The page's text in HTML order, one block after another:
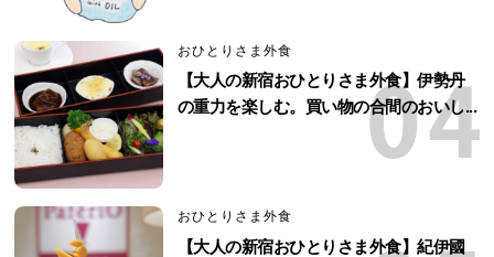
おひとりさま外食
【大人の新宿おひとりさま外食】伊勢丹
の重力を楽しむ。買い物の合間のおいし...
おひとりさま外食
【大人の新宿おひとりさま外食】紀伊國